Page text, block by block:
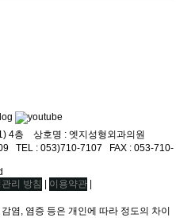
4층 상호명 : 엣지성형외과의원
ㅤ TEL : 053)710-7107ㅤ FAX : 053-710-
리 방침 | 이용약관 |
염, 염증 등은 개인에 따라 정도의 차이